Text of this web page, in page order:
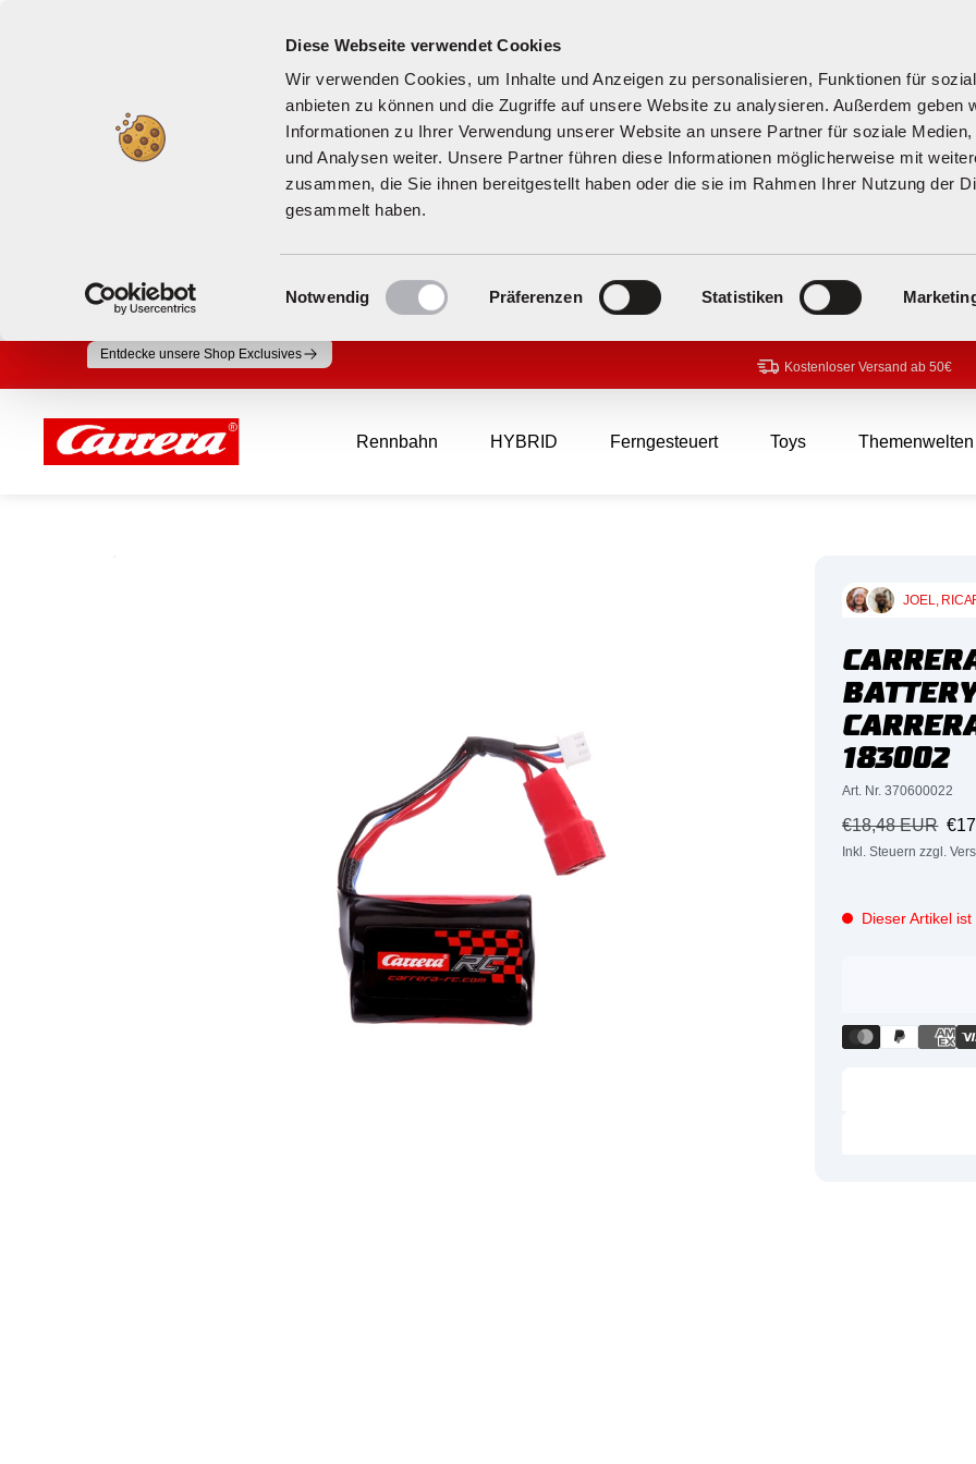
Diese Webseite verwendet Cookies
Wir verwenden Cookies, um Inhalte und Anzeigen zu personalisieren, Funktionen für
anbieten zu können und die Zugriffe auf unsere Website zu analysieren. Außerdem geben
Informationen zu Ihrer Verwendung unserer Website an unsere Partner für soziale Medien,
und Analysen weiter. Unsere Partner führen diese Informationen möglicherweise mit
zusammen, die Sie ihnen bereitgestellt haben oder die sie im Rahmen Ihrer Nutzung der
gesammelt haben.
Einwilligungsauswahl
Notwendig Präferenzen Statistiken
Entdecke unsere Shop Exclusives
Kostenloser Versand ab 50€
Rennbahn HYBRID Ferngesteuert Toys Themenwelten
Carrera
JOEL,
183002
Art. Nr. 370600022
Regulärer
Preis
€18,48 EUR
Inkl. Steuern zzgl.
Dieser Artikel